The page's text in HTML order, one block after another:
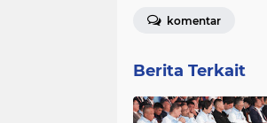
komentar
Berita Terkait